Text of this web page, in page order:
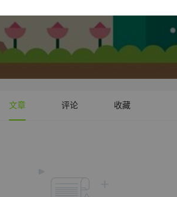
文章 评论 收藏